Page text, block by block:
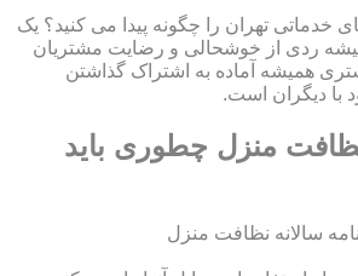
خدماتی تهران را چگونه پیدا می کنید؟ یک
ردی از خوشحالی و رضایت مشتریان
همیشه آماده به اشتراک گذاشتن
با دیگران است.
نظافت منزل چطوری باید
سالانه نظافت منزل